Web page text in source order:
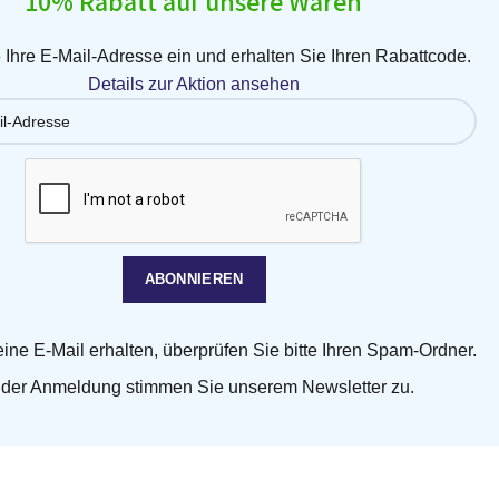
Typennummer finden
Angebote
Vertrag widerrufen
Ihre E-Mail-Adresse ein und erhalten Sie Ihren Rabattcode.
Details zur Aktion ansehen
E-Mail erhalten, überprüfen Sie bitte Ihren Spam-Ordner.
der Anmeldung stimmen Sie unserem Newsletter zu.